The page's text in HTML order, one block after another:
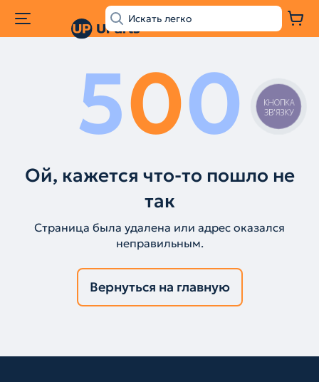
500
Ой, кажется что-то пошло не
так
Страница была удалена или адрес оказался
неправильным.
Вернуться на главную
КНОПКА
ЗВ'ЯЗКУ